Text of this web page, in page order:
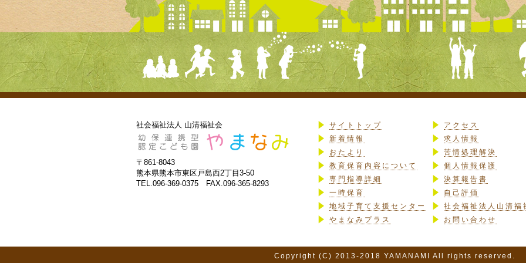
社会福祉法人 山清福祉会
〒861-8043
熊本県熊本市東区戸島西2丁目3-50
TEL.096-369-0375 FAX.096-365-8293
サイトトップ
新着情報
おたより
教育保育内容について
専門指導詳細
一時保育
地域子育て支援センター
やまなみプラス
アクセス
求人情報
苦情処理解決
個人情報保護
決算報告書
自己評価
社会福祉法人山清福
お問い合わせ
Copyright (C) 2013-2018 YAMANAMI All rights reserved.